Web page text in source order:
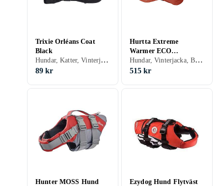
Trixie Orléans Coat
Black
Hundar, Katter, Vinterjacka, Regnjacka, Svart, S, M, L, XL, XS
89 kr
Hurtta Extreme
Warmer ECO
Vintertäcke
Hundar, Vinterjacka, Brun
515 kr
Hunter MOSS Hund
Ezydog Hund Flytväst